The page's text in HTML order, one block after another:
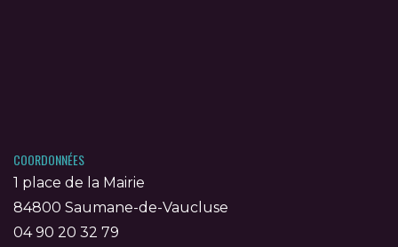
COORDONNÉES
1 place de la Mairie
84800 Saumane-de-Vaucluse
04 90 20 32 79